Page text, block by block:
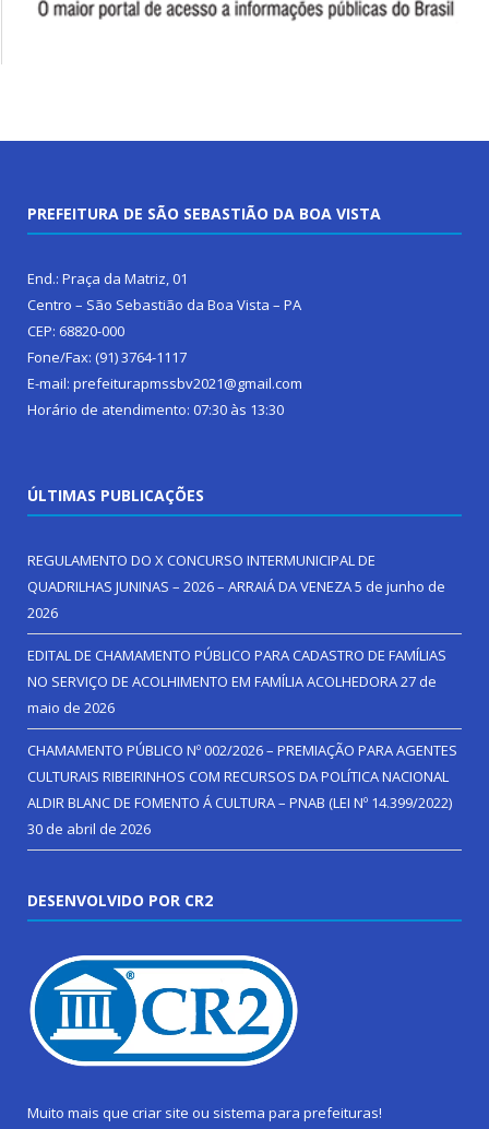
PREFEITURA DE SÃO SEBASTIÃO DA BOA VISTA
End.: Praça da Matriz, 01
Centro – São Sebastião da Boa Vista – PA
CEP: 68820-000
Fone/Fax: (91) 3764-1117
E-mail: prefeiturapmssbv2021@gmail.com
Horário de atendimento: 07:30 às 13:30
ÚLTIMAS PUBLICAÇÕES
REGULAMENTO DO X CONCURSO INTERMUNICIPAL DE
QUADRILHAS JUNINAS – 2026 – ARRAIÁ DA VENEZA5 de junho de
2026
EDITAL DE CHAMAMENTO PÚBLICO PARA CADASTRO DE FAMÍLIAS
NO SERVIÇO DE ACOLHIMENTO EM FAMÍLIA ACOLHEDORA27 de
maio de 2026
CHAMAMENTO PÚBLICO Nº 002/2026 – PREMIAÇÃO PARA AGENTES
CULTURAIS RIBEIRINHOS COM RECURSOS DA POLÍTICA NACIONAL
ALDIR BLANC DE FOMENTO Á CULTURA – PNAB (LEI Nº 14.399/2022)
30 de abril de 2026
DESENVOLVIDO POR CR2
Muito mais que criar site ou sistema para prefeituras!